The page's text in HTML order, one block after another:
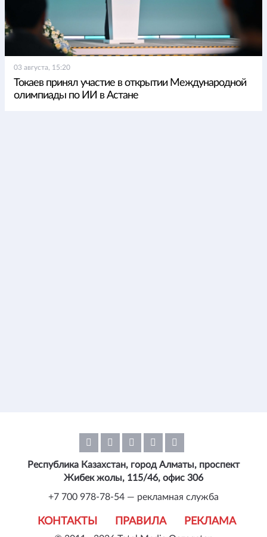
03 августа, 15:20
Токаев принял участие в открытии Международной
олимпиады по ИИ в Астане
КОНТАКТЫ ПРАВИЛА РЕКЛАМА
Республика Казахстан, город Алматы, проспект
Жибек жолы, 115/46, офис 306
+7 700 978-78-54 — рекламная служба